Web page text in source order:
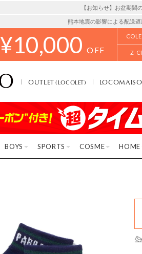
【お知らせ】お盆期間
熊本地震の影響による配送遅
¥10,000 OFF Z-
OUTLET(LOCOLET)
BOYS SPORTS COSME HOME